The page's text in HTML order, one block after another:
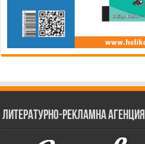
Литературно-рекламна агенция